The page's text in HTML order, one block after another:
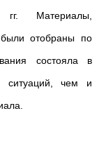
Материалы,
отобраны по
состояла в
ситуаций, чем и